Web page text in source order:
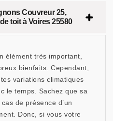
Couvreur 25,
toit à Voires 25580
élément très important,
bienfaits. Cependant,
variations climatiques
le temps. Sachez que sa
de présence d’un
Donc, si vous votre